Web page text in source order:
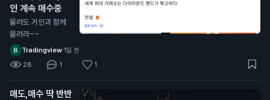
인 계속 매수중
물려도 거인과 함께
물려라~~
Tradingview·1일 전
28 1 1
매도,매수 딱 반반